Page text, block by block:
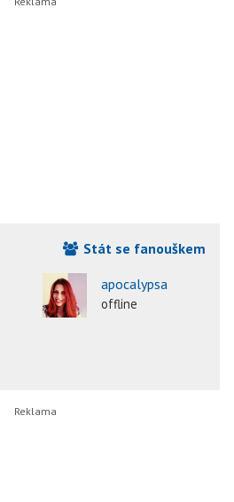
Stát se fanouškem
apocalypsa
offline